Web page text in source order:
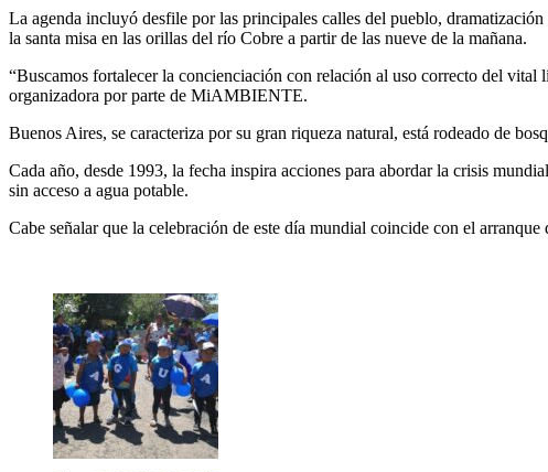
La agenda incluyó desfile por las principales calles del pueblo,
la santa misa en las orillas del río Cobre a partir de las nueve de la mañana.
“Buscamos fortalecer la concienciación con relación al uso correcto del
organizadora por parte de MiAMBIENTE.
Buenos Aires, se caracteriza por su gran riqueza natural, está rodeado de
Cada año, desde 1993, la fecha inspira acciones para abordar la crisis
sin acceso a agua potable.
Cabe señalar que la celebración de este día mundial coincide con el